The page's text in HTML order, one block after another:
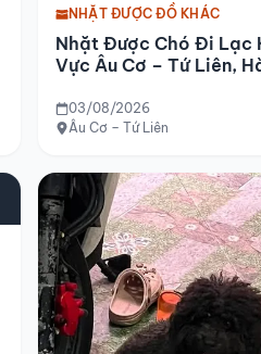
NHẶT ĐƯỢC ĐỒ KHÁC
Nhặt Được Chó Đi Lạc
Vực Âu Cơ – Tứ Liên,
03/08/2026
Âu Cơ – Tứ Liên